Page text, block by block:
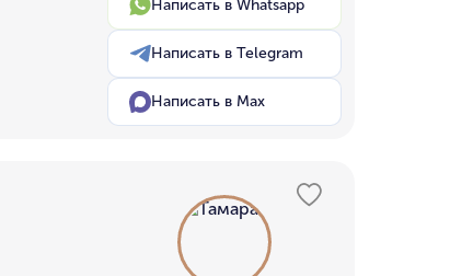
Написать в Whatsapp
Написать в Telegram
Написать в Max